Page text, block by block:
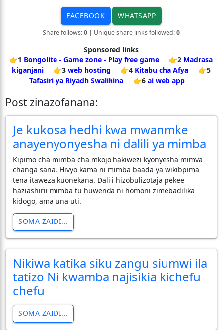
FACEBOOK WHATSAPP
Share follows:0| Unique share links followed:0
Sponsored links
👉1 Bongolite - Game zone - Play free game 👉2 Madrasa
kiganjani
👉3 web hosting 👉4 Kitabu cha Afya
👉5
Tafasiri ya Riyadh Swalihina
👉6 ai web app
Post zinazofanana:
Je kukosa hedhi kwa mwanmke
anayenyonyesha ni dalili ya mimba
Kipimo cha mimba cha mkojo hakiwezi kyonyesha mimva
changa sana. Hivyo kama ni mimba baada ya wikibpima
tena itaweza kuonekana. Dalili hizobulizotaja pekee
haziashirii mimba tu huwenda ni homoni zimebadilika
kidogo, ama una uti.
SOMA ZAIDI...
Nikiwa katika siku zangu siumwi ila
tatizo Ni kwamba najisikia kichefu
chefu
SOMA ZAIDI...